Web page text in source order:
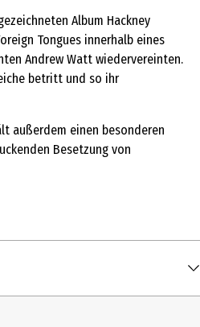
Album Hackney
Tongues innerhalb eines
Andrew Watt wiedervereinten.
betritt und so ihr
außerdem einen besonderen
Besetzung von